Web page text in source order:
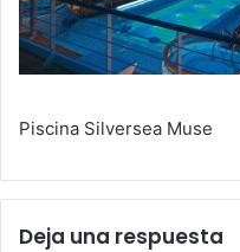
Piscina Silversea Muse
Deja una respuesta